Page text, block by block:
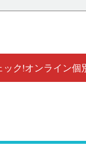
ク!オンライン個